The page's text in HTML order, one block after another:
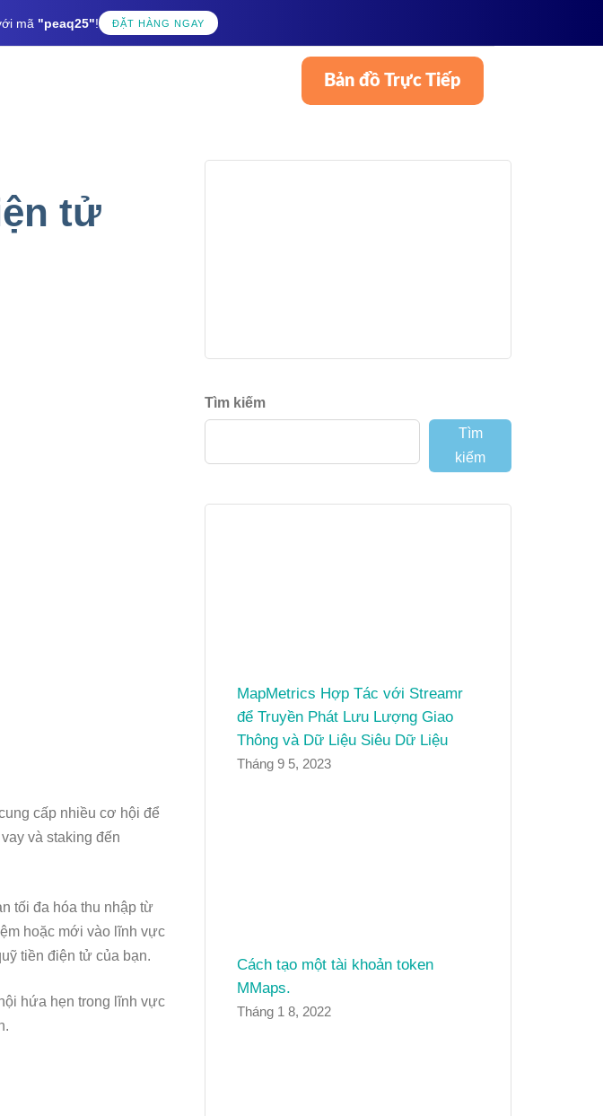
mã "peaq25"! ĐẶT HÀNG NGAY
Bản đồ Trực Tiếp
tử
cấp nhiều cơ hội để
và staking đến
tối đa hóa thu nhập từ
hoặc mới vào lĩnh vực
tiền điện tử của bạn.
hứa hẹn trong lĩnh vực
Tìm kiếm
Tìm
kiếm
MapMetrics Hợp Tác với Streamr
để Truyền Phát Lưu Lượng Giao
Thông và Dữ Liệu Siêu Dữ Liệu
Tháng 9 5, 2023
Cách tạo một tài khoản token
MMaps.
Tháng 1 8, 2022